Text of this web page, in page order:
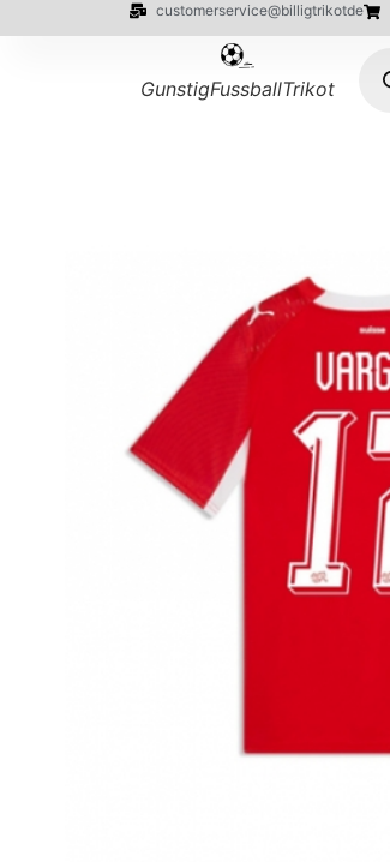
customerservice@billigtrikotde
GunstigFussballTrikot